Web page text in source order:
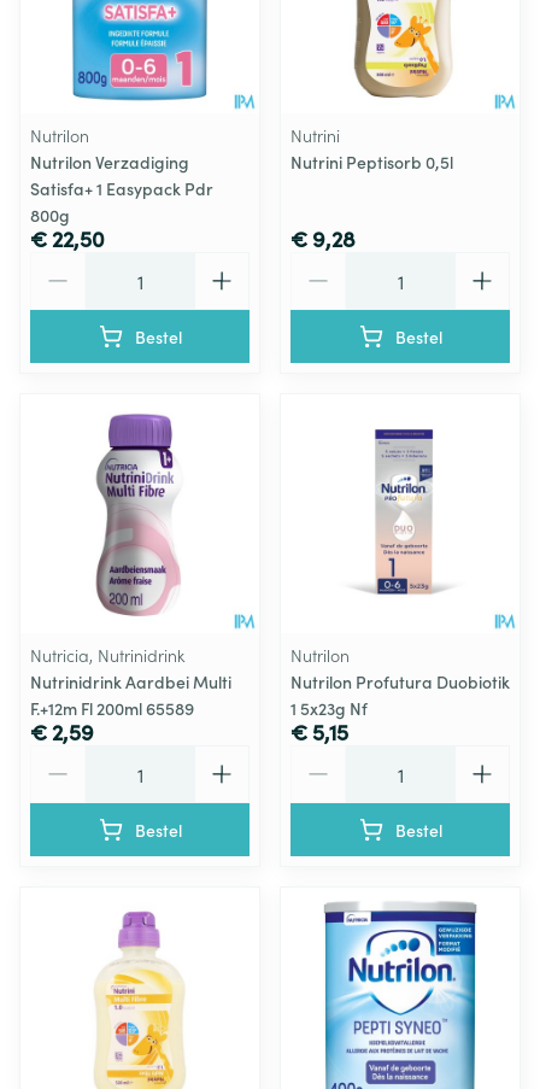
Nutrilon
Nutrilon Verzadiging
Satisfa+ 1 Easypack Pdr
800g
€ 22,50
Bestel
Nutrini
Nutrini Peptisorb 0,5l
€ 9,28
Bestel
Nutricia, Nutrinidrink
Nutrinidrink Aardbei Multi
F.+12m Fl 200ml 65589
€ 2,59
Bestel
Nutrilon
Nutrilon Profutura Duobiotik
1 5x23g Nf
€ 5,15
Bestel